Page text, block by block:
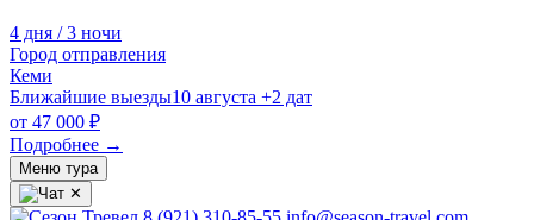
4 дня / 3 ночи
Город отправления
Кеми
Ближайшие выезды10 августа +2 дат
от 47 000 ₽
Подробнее →
Меню тура
✕